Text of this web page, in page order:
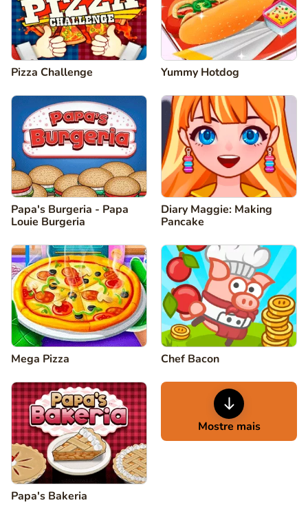
Pizza Challenge Yummy Hotdog
Papa's Burgeria - Papa
Louie Burgeria
Diary Maggie: Making
Pancake
Mega Pizza Chef Bacon
Papa's Bakeria
Mostre mais